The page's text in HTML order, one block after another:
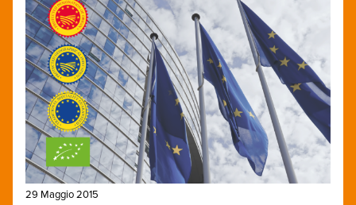
29 Maggio 2015